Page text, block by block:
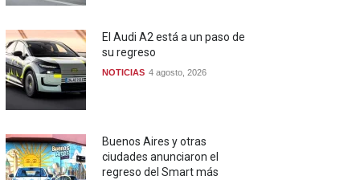
El Audi A2 está a un paso de
su regreso
NOTICIAS 4 agosto, 2026
Buenos Aires y otras
ciudades anunciaron el
regreso del Smart más